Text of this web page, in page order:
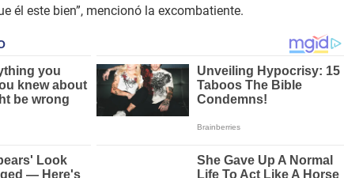
él este bien”, mencionó la excombatiente.